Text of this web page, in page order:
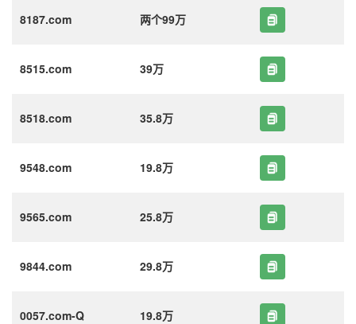
8187.com 两个99万
8515.com 39万
8518.com 35.8万
9548.com 19.8万
9565.com 25.8万
9844.com 29.8万
0057.com-Q 19.8万